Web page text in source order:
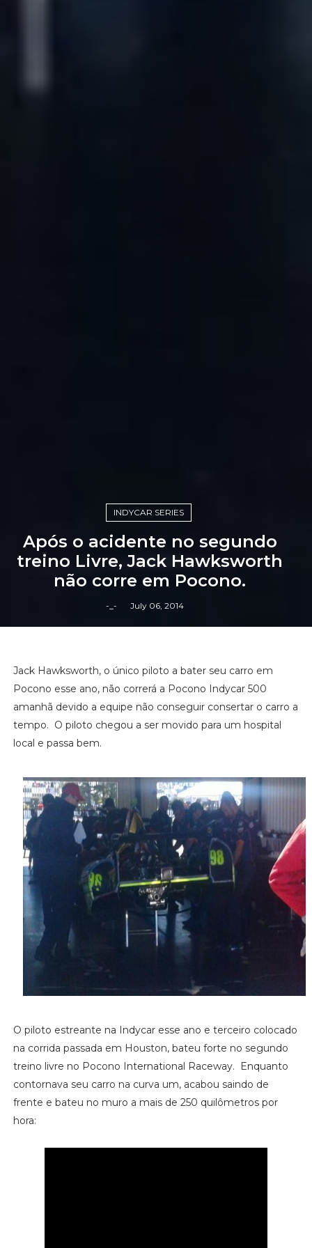
INDYCAR SERIES
Após o acidente no segundo
treino Livre, Jack Hawksworth
não corre em Pocono.
-_- July 06, 2014
Jack Hawksworth, o único piloto a bater seu carro em
Pocono esse ano, não correrá a Pocono Indycar 500
amanhã devido a equipe não conseguir consertar o carro a
tempo. O piloto chegou a ser movido para um hospital
local e passa bem.
O piloto estreante na Indycar esse ano e terceiro colocado
na corrida passada em Houston, bateu forte no segundo
treino livre no Pocono International Raceway. Enquanto
contornava seu carro na curva um, acabou saindo de
frente e bateu no muro a mais de 250 quilômetros por
hora: